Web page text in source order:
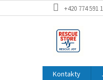
na
+420 774 591
Kontakty